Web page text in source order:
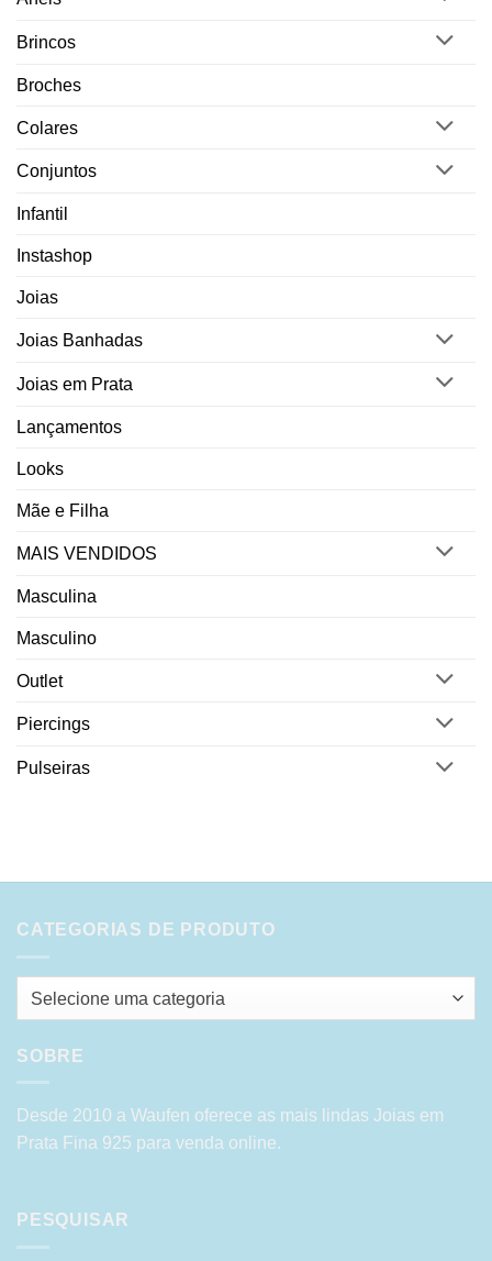
Brincos
Broches
Colares
Conjuntos
Infantil
Instashop
Joias
Joias Banhadas
Joias em Prata
Lançamentos
Looks
Mãe e Filha
MAIS VENDIDOS
Masculina
Masculino
Outlet
Piercings
Pulseiras
CATEGORIAS DE PRODUTO
Selecione uma categoria
SOBRE
Desde 2010 a Waufen oferece as mais lindas Joias em
Prata Fina 925 para venda online.
PESQUISAR